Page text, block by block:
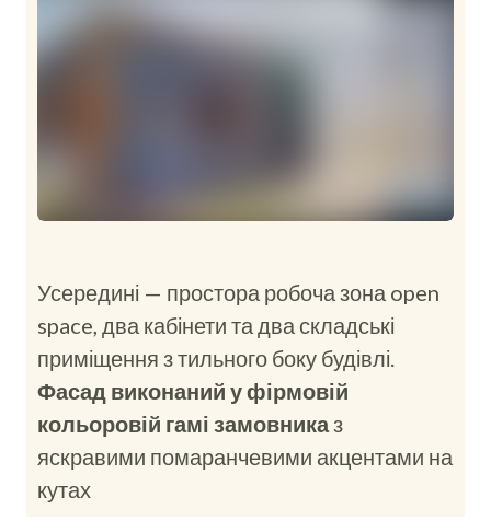
Усередині — простора робоча зона open
space, два кабінети та два складські
приміщення з тильного боку будівлі.
Фасад виконаний у фірмовій
кольоровій гамі замовниказ
яскравими помаранчевими акцентами на
кутах